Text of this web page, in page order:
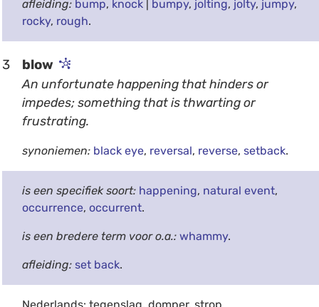
afleiding: bump, knock| bumpy, jolting, jolty, jumpy,
rocky, rough.
3 blow
An unfortunate happening that hinders or
impedes; something that is thwarting or
frustrating.
synoniemen: black eye, reversal, reverse, setback.
is een specifiek soort: happening, natural event,
occurrence, occurrent.
is een bredere term voor o.a.: whammy.
afleiding: set back.